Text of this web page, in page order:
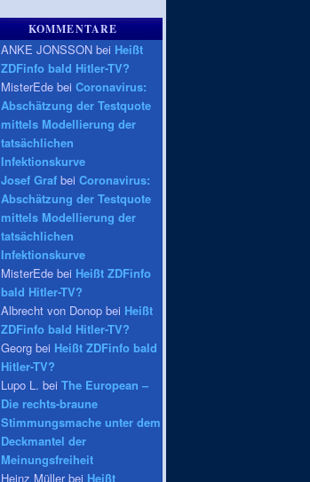
KOMMENTARE
ANKE JONSSON bei Heißt
ZDFinfo bald Hitler-TV?
MisterEde bei Coronavirus:
Abschätzung der Testquote
mittels Modellierung der
tatsächlichen
Infektionskurve
Josef Graf bei Coronavirus:
Abschätzung der Testquote
mittels Modellierung der
tatsächlichen
Infektionskurve
MisterEde bei Heißt ZDFinfo
bald Hitler-TV?
Albrecht von Donop bei Heißt
ZDFinfo bald Hitler-TV?
Georg bei Heißt ZDFinfo bald
Hitler-TV?
Lupo L. bei The European –
Die rechts-braune
Stimmungsmache unter dem
Deckmantel der
Meinungsfreiheit
Heinz Müller bei Heißt